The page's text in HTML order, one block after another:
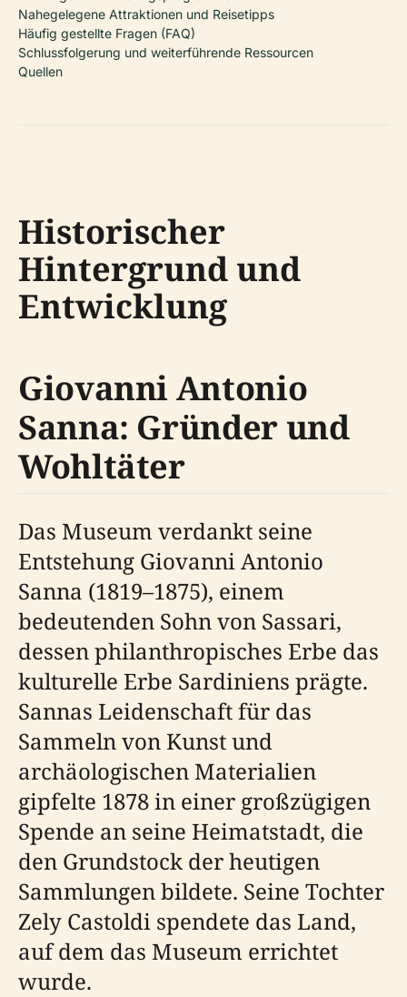
Nahegelegene Attraktionen und Reisetipps
Häufig gestellte Fragen (FAQ)
Schlussfolgerung und weiterführende Ressourcen
Quellen
Historischer
Hintergrund und
Entwicklung
Giovanni Antonio
Sanna: Gründer und
Wohltäter
Das Museum verdankt seine
Entstehung Giovanni Antonio
Sanna (1819–1875), einem
bedeutenden Sohn von Sassari,
dessen philanthropisches Erbe das
kulturelle Erbe Sardiniens prägte.
Sannas Leidenschaft für das
Sammeln von Kunst und
archäologischen Materialien
gipfelte 1878 in einer großzügigen
Spende an seine Heimatstadt, die
den Grundstock der heutigen
Sammlungen bildete. Seine Tochter
Zely Castoldi spendete das Land,
auf dem das Museum errichtet
wurde.